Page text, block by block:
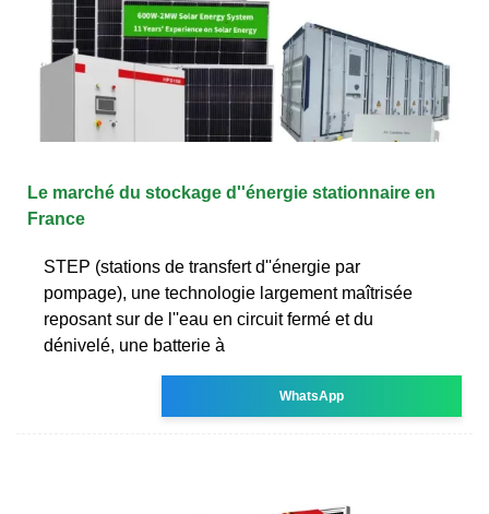
Le marché du stockage d''énergie stationnaire en
France
STEP (stations de transfert d''énergie par
pompage), une technologie largement maîtrisée
reposant sur de l''eau en circuit fermé et du
dénivelé, une batterie à
WhatsApp